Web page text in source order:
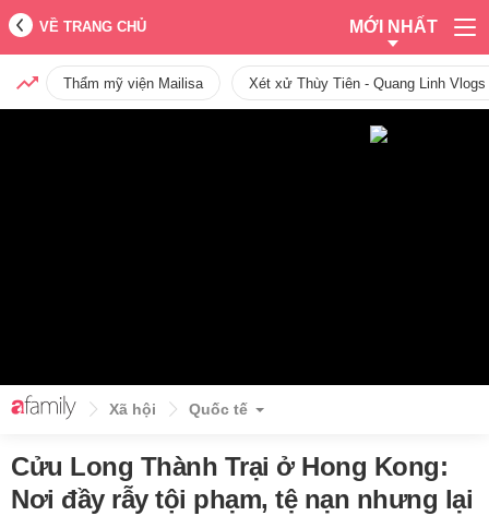
VỀ TRANG CHỦ MỚI NHẤT
Thẩm mỹ viện Mailisa Xét xử Thùy Tiên - Quang Linh
Xã hội Quốc tế
Cửu Long Thành Trại ở Hong Kong:
Nơi đầy rẫy tội phạm, tệ nạn nhưng lại